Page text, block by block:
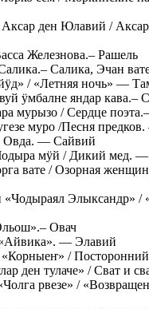
Аксар ден Юлавий /
Железнова.– Рашель
Салика, Эчан
/ «Летняя ночь» —
ӱмбалне яндар кава.–
мурызо / Сердце
муро /Песня
Овда. — Сайвий
мӱй / Дикий мед.
вате / Озорная
Элыксандр» /
Овач
— Элавий
/
ден тулаче» / Сват и
рвезе» /